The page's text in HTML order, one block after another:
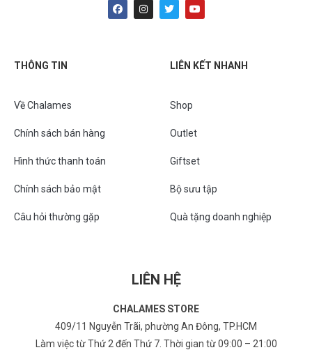
THÔNG TIN
Về Chalames
Chính sách bán hàng
Hình thức thanh toán
Chính sách bảo mật
Câu hỏi thường gặp
LIÊN KẾT NHANH
Shop
Outlet
Giftset
Bộ sưu tập
Quà tặng doanh nghiệp
LIÊN HỆ
CHALAMES STORE
409/11 Nguyễn Trãi, phường An Đông, TP.HCM
Làm việc từ Thứ 2 đến Thứ 7. Thời gian từ 09:00 – 21:00